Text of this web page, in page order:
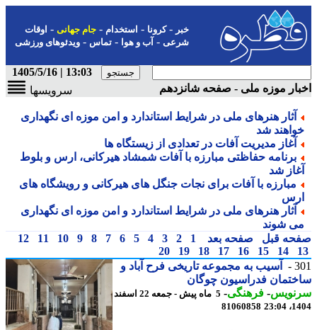
-کرونا-استخدام- جام جهانی-اوقات
شرعی-آب و هوا-تماس-ویدئوهای ورزشی
13:03 | 1405/5/16
موزه ملی - صفحه شانزدهم
سرویسها
آثار هنرهای ملی در شرایط استاندارد و امن موزه ای نگهداری
شد
آغاز مدیریت آفات در تعدادی از زیستگاه ها
برنامه حفاظتی مبارزه با آفات شمشاد هیرکانی، ارس و بلوط
شد
مبارزه با آفات برای نجات جنگل های هیرکانی و رویشگاه های
آثار هنرهای ملی در شرایط استاندارد و امن موزه ای نگهداری
شوند
قبل صفحه بعد 1
2
3
4
5
6
7
8
9
10
11
12
14
15
16
17
18
19
20
آسیب به مجموعه تاریخی فرح آباد و
فدراسیون چوگان
-فرهنگی-
5 ماه پیش - جمعه 22 اسفند
81060858